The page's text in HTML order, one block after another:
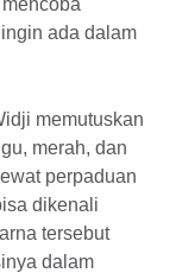
ada dalam
memutuskan
merah, dan
perpaduan
dikenali
tersebut
dalam